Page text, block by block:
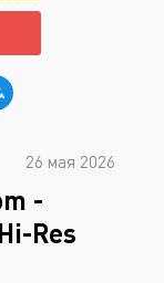
пароль
26 мая 2026
-
Res